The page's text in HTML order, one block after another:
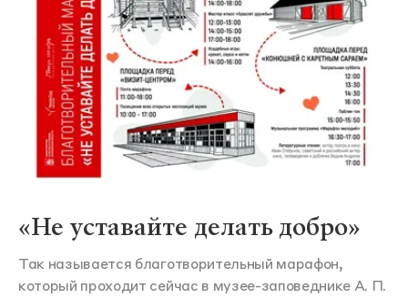
«Не уставайте делать добро»
Так называется благотворительный марафон,
который проходит сейчас в музее-заповеднике А. П.